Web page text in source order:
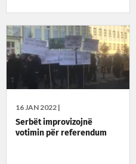
16 JAN 2022 |
Serbët improvizojnë
votimin për referendum